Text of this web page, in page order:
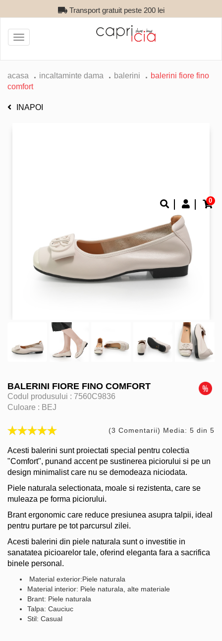
Transport gratuit peste 200 lei
0
Toggle
navigation
acasa incaltaminte dama balerini
balerini fiore fino
comfort
INAPOI
BALERINI FIORE FINO COMFORT
Codul produsului : 7560C9836
Culoare : BEJ
(3 Comentarii) Media: 5 din 5
Acesti balerini sunt proiectati special pentru colectia
"Comfort", punand accent pe sustinerea piciorului si pe un
design minimalist care nu se demodeaza niciodata.
Piele naturala selectionata, moale si rezistenta, care se
muleaza pe forma piciorului.
Brant ergonomic care reduce presiunea asupra talpii, ideal
pentru purtare pe tot parcursul zilei.
Acesti balerini din piele naturala sunt o investitie in
sanatatea picioarelor tale, oferind eleganta fara a sacrifica
binele personal.
Material exterior:Piele naturala
Material interior: Piele naturala, alte materiale
Brant: Piele naturala
Talpa: Cauciuc
Stil: Casual